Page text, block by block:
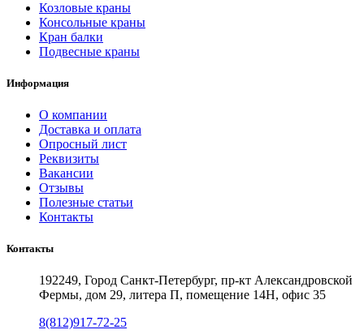
Козловые краны
Консольные краны
Кран балки
Подвесные краны
Информация
О компании
Доставка и оплата
Опросный лист
Реквизиты
Вакансии
Отзывы
Полезные статьи
Контакты
Контакты
192249, Город Санкт-Петербург, пр-кт Александровской
Фермы, дом 29, литера П, помещение 14Н, офис 35
8(812)917-72-25